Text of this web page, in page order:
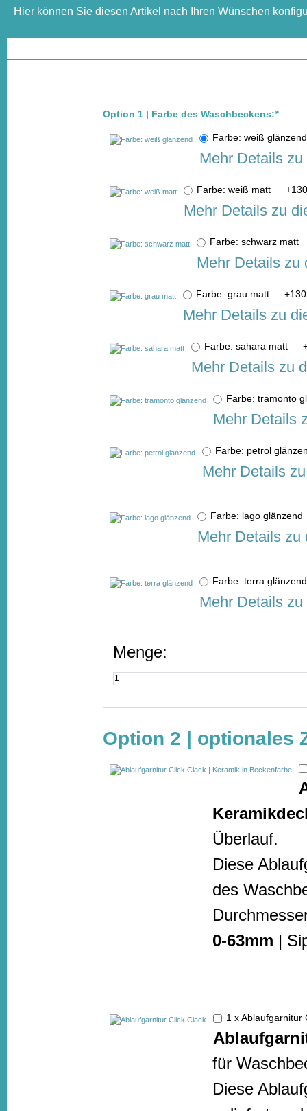
Hier können Sie diesen Artikel nach Ihren Wünschen
Option 1 | Farbe des Waschbeckens:*
Farbe: weiß
Mehr Details
Farbe: weiß matt +
Mehr Details zu
Farbe: schwarz matt
Mehr Details zu
Farbe: grau matt +
Mehr Details zu
Farbe: sahara matt
Mehr Details zu
Farbe: tramonto
Mehr Details
Farbe: petrol
Mehr Details
Farbe: lago
Mehr Details zu
Farbe: terra
Mehr Details
Menge:
Option 2 | optionales
Überlauf.
Diese
des
0-63mm |
1 x
für
Diese